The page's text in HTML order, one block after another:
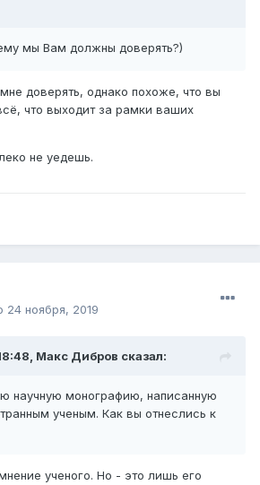
мы Вам должны доверять?)
доверять, однако похоже, что вы
что выходит за рамки ваших
не уедешь.
24 ноября, 2019
Макс Дибров сказал:
научную монографию, написанную
ученым. Как вы отнеслись к
ученого. Но - это лишь его